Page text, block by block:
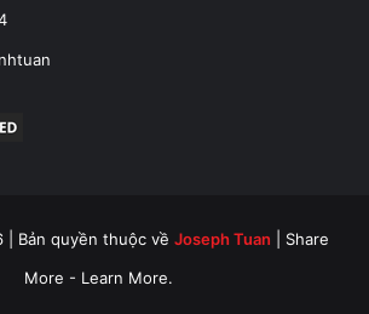
Bản quyền thuộc về Joseph Tuan | Share
More - Learn More.